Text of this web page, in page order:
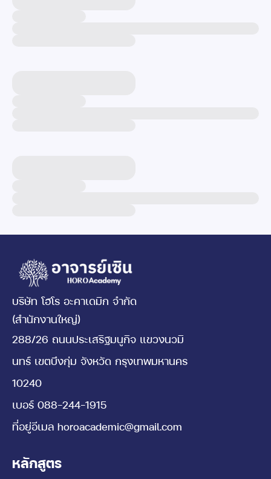
บริษัท โฮโร อะคาเดมิก จำกัด
(สำนักงานใหญ่)
288/26 ถนนประเสริฐมนูกิจ แขวงนวมิ
นทร์ เขตบึงกุ่ม จังหวัด กรุงเทพมหานคร
10240
เบอร์ 088-244-1915
ที่อยู่อีเมล horoacademic@gmail.com
หลักสูตร